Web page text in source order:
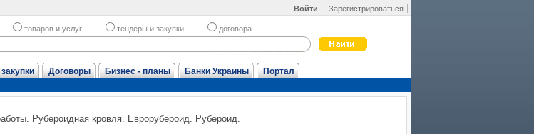
Войти Зарегистрироваться
товаров и услуг тендеры и закупки договора
Договоры Бизнес - планы Банки Украины Портал
Рубероидная кровля. Еврорубероид. Рубероид.